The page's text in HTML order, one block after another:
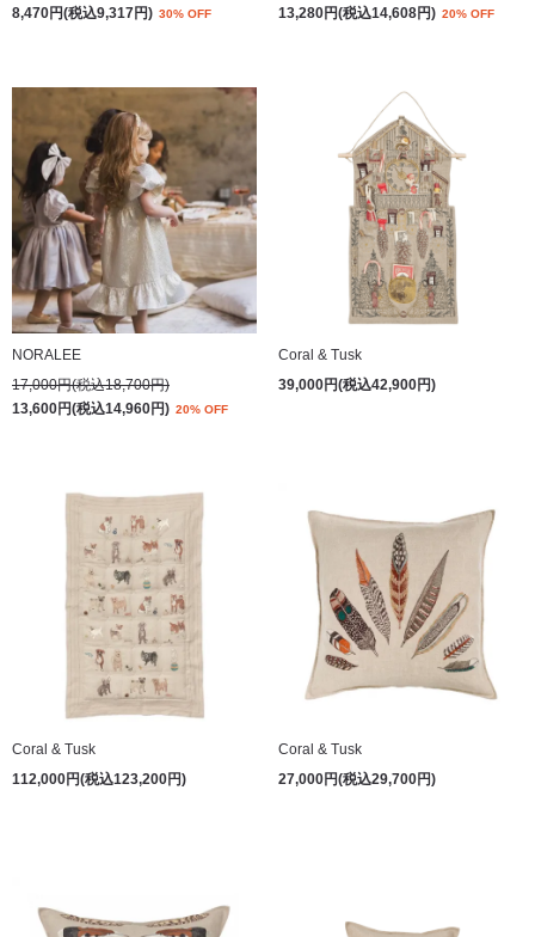
8,470円(税込9,317円) 30% OFF
13,280円(税込14,608円) 20% OFF
NORALEE
17,000円(税込18,700円)
13,600円(税込14,960円) 20% OFF
Coral & Tusk
39,000円(税込42,900円)
Coral & Tusk
112,000円(税込123,200円)
Coral & Tusk
27,000円(税込29,700円)